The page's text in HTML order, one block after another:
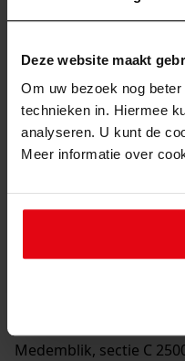
Deze website maakt
Om uw bezoek nog
technieken in. Hiermee
analyseren. U kunt de
Meer informatie over
Datum vergunning:
02-11-1993
Adres:
Nieuw adres:
Medemblik,
Medemblik, sectie C